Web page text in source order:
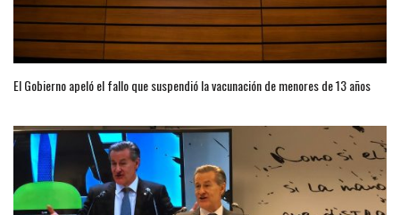
El Gobierno apeló el fallo que suspendió la vacunación de menores de 13 años